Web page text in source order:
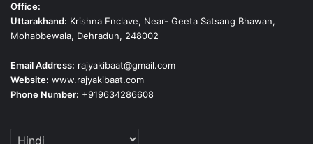
Office:
Uttarakhand: Krishna Enclave, Near- Geeta Satsang Bhawan,
Mohabbewala, Dehradun, 248002
Email Address: rajyakibaat@gmail.com
Website: www.rajyakibaat.com
Phone Number: +919634286608